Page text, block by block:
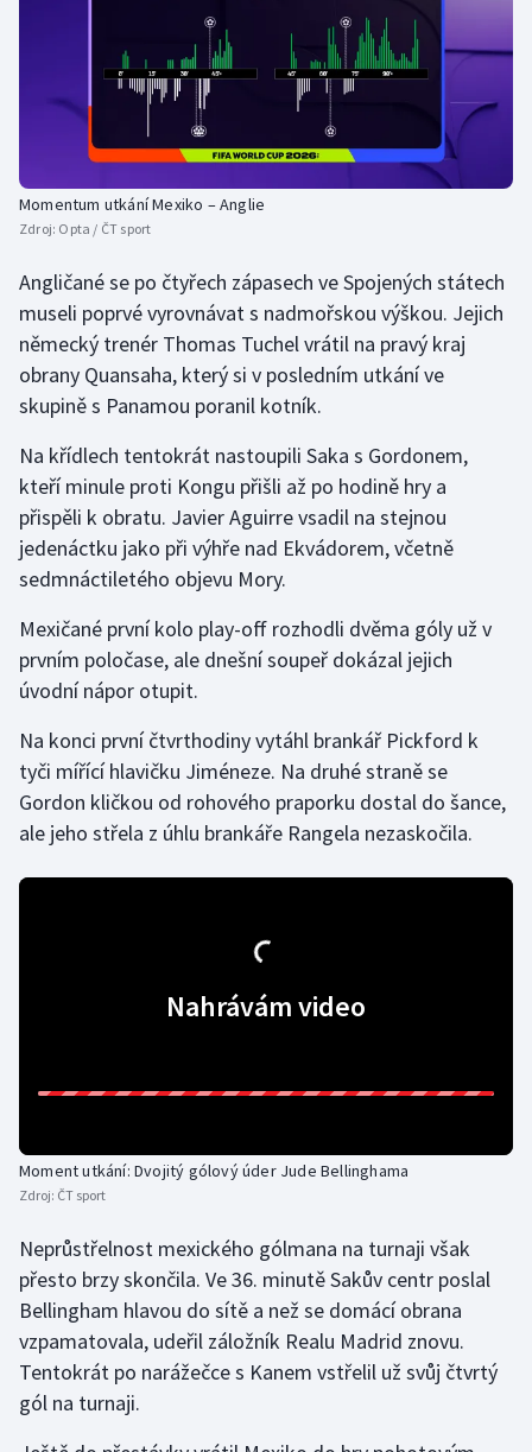
Momentum utkání Mexiko – Anglie
Zdroj: Opta / ČT sport
Angličané se po čtyřech zápasech ve Spojených státech
museli poprvé vyrovnávat s nadmořskou výškou. Jejich
německý trenér Thomas Tuchel vrátil na pravý kraj
obrany Quansaha, který si v posledním utkání ve
skupině s Panamou poranil kotník.
Na křídlech tentokrát nastoupili Saka s Gordonem,
kteří minule proti Kongu přišli až po hodině hry a
přispěli k obratu. Javier Aguirre vsadil na stejnou
jedenáctku jako při výhře nad Ekvádorem, včetně
sedmnáctiletého objevu Mory.
Mexičané první kolo play-off rozhodli dvěma góly už v
prvním poločase, ale dnešní soupeř dokázal jejich
úvodní nápor otupit.
Na konci první čtvrthodiny vytáhl brankář Pickford k
tyči mířící hlavičku Jiméneze. Na druhé straně se
Gordon kličkou od rohového praporku dostal do šance,
ale jeho střela z úhlu brankáře Rangela nezaskočila.
Nahrávám video
Moment utkání: Dvojitý gólový úder Jude Bellinghama
Zdroj: ČT sport
Neprůstřelnost mexického gólmana na turnaji však
přesto brzy skončila. Ve 36. minutě Sakův centr poslal
Bellingham hlavou do sítě a než se domácí obrana
vzpamatovala, udeřil záložník Realu Madrid znovu.
Tentokrát po narážečce s Kanem vstřelil už svůj čtvrtý
gól na turnaji.